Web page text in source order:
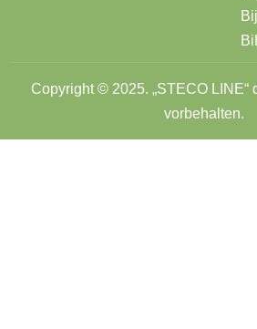
Copyright © 2025. „STECO LINE“
vorbehalten.